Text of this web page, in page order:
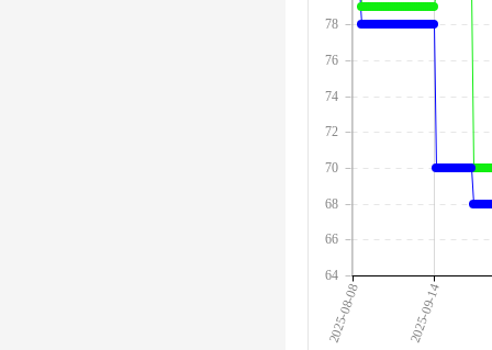
2025-08-08 2025-09-14
64
66
68
70
72
74
76
78